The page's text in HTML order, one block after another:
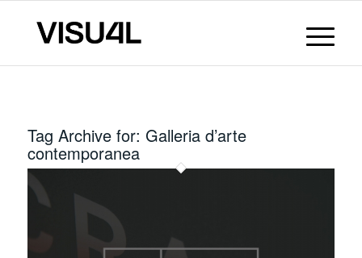
Tag Archive for: Galleria d’arte
contemporanea